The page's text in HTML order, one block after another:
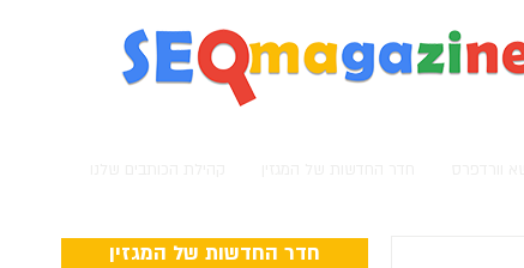
חדר החדשות של המגזין